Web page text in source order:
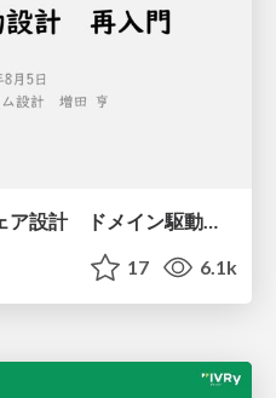
今こそ聞きたいソフトウェア設計 ドメイン駆動設計再入門
17 6.1k